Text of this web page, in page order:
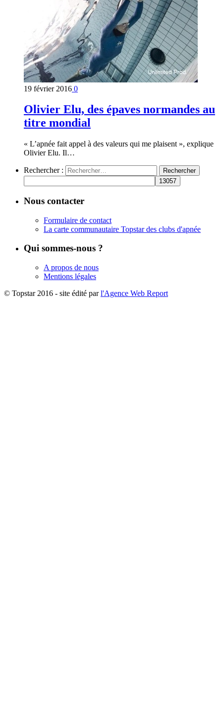
19 février 2016 0
Olivier Elu, des épaves normandes au
titre mondial
« L’apnée fait appel à des valeurs qui me plaisent », explique
Olivier Elu. Il…
Rechercher :
Nous contacter
Formulaire de contact
La carte communautaire Topstar des clubs d'apnée
Qui sommes-nous ?
A propos de nous
Mentions légales
© Topstar 2016 - site édité parl'Agence Web Report